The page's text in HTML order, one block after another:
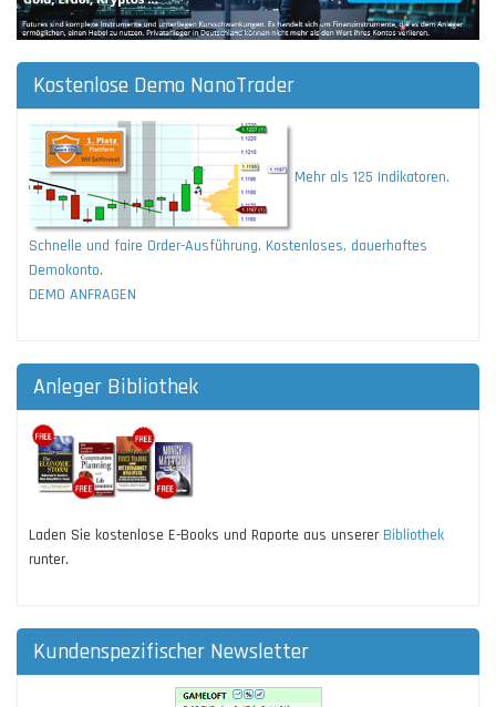
Kostenlose Demo NanoTrader
Mehr als 125 Indikatoren.
Schnelle und faire Order-Ausführung. Kostenloses, dauerhaftes
Demokonto.
DEMO ANFRAGEN
Anleger Bibliothek
Laden Sie kostenlose E-Books und Raporte aus unserer Bibliothek
runter.
Kundenspezifischer Newsletter